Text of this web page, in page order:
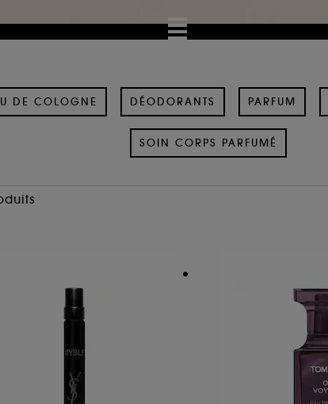
DE COLOGNE DÉODORANTS PARFUM
SOIN CORPS PARFUMÉ